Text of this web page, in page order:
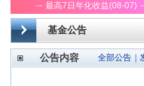
基金公告
公告内容 全部公告